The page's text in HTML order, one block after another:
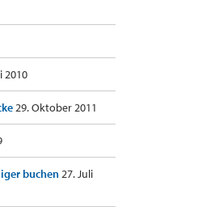
2010
29. Oktober 2011
buchen27. Juli